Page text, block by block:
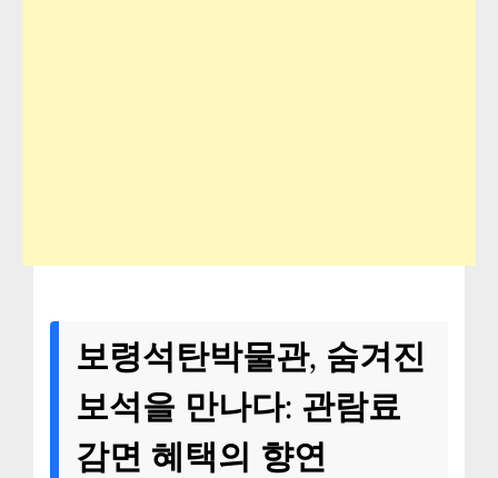
보령석탄박물관, 숨겨진
보석을 만나다: 관람료
감면 혜택의 향연